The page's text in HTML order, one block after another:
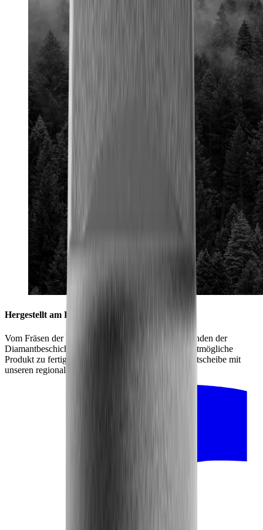
Hergestellt am Fuße des Schwarzwalds
Vom Fräsen der Edelstahlscheibe bis hin zum Einbinden der
Diamantbeschichtung zählt jedes Detail, um das bestmögliche
Produkt zu fertigen. Deshalb stellen wir die Diamantscheibe mit
unseren regionalen Partnern her.